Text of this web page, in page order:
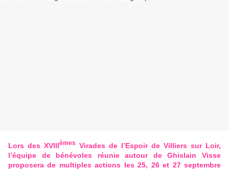
Lors des XVIIIèmes
Virades de l’Espoir de Villiers sur Loir,
l’équipe de bénévoles réunie autour de Ghislain Visse
proposera de multiples actions les 25, 26 et 27 septembre